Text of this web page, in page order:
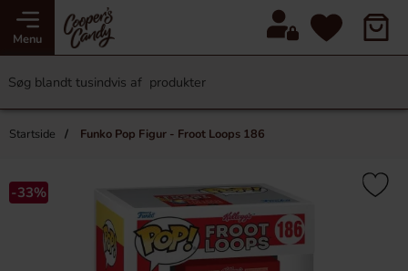
Menu
Startside Funko Pop Figur - Froot Loops 186
-33%